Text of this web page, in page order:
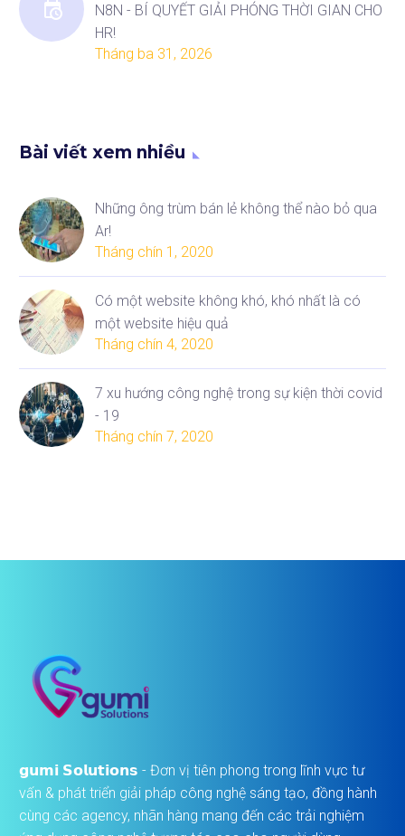
N8N - BÍ QUYẾT GIẢI PHÓNG THỜI GIAN CHO
HR!
Tháng ba 31, 2026
Bài viết xem nhiều
Những ông trùm bán lẻ không thể nào bỏ qua
Ar!
Tháng chín 1, 2020
Có một website không khó, khó nhất là có
một website hiệu quả
Tháng chín 4, 2020
7 xu hướng công nghệ trong sự kiện thời covid
- 19
Tháng chín 7, 2020
𝗴𝘂𝗺𝗶 𝗦𝗼𝗹𝘂𝘁𝗶𝗼𝗻𝘀 - Đơn vị tiên phong trong lĩnh vực tư
vấn & phát triển giải pháp công nghệ sáng tạo, đồng hành
cùng các agency, nhãn hàng mang đến các trải nghiệm